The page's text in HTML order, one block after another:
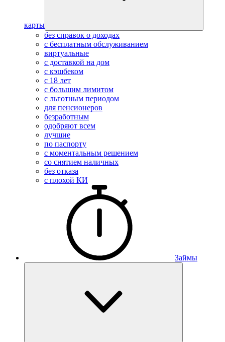
карты
без справок о доходах
с бесплатным обслуживанием
виртуальные
с доставкой на дом
с кэшбеком
с 18 лет
с большим лимитом
с льготным периодом
для пенсионеров
безработным
одобряют всем
лучшие
по паспорту
с моментальным решением
со снятием наличных
без отказа
с плохой КИ
Займы